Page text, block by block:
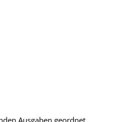
Ausgaben geordnet